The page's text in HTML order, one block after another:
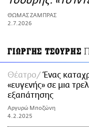
ΑΜΠΑ
PRINT
ΘΩΜΑΣ ΖΑΜΠΡΑΣ
2.7.2026
ΓΙΩΡΓΗΣ ΤΣΟΥΡΗΣ
Θέατρο
Ένας
«ευγενής» σε μια
εξαπάτησης
Αργυρώ Μποζώνη
4.2.2025